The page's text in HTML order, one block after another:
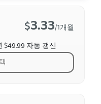
$3.33/1개월
$49.99 자동 갱신